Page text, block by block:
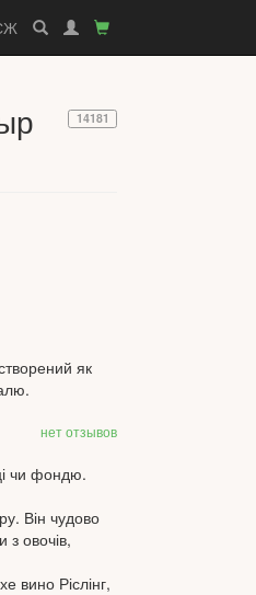
14181
як
нет отзывов
чи фондю.
Він чудово
овочів,
вино Ріслінг,